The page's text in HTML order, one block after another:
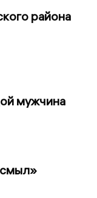
района
мужчина